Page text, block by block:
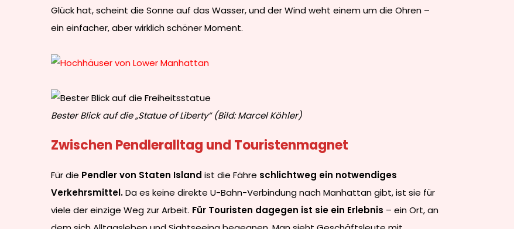
Glück hat, scheint die Sonne auf das Wasser, und der Wind weht einem um die Ohren –
ein einfacher, aber wirklich schöner Moment.
Bester Blick auf die „Statue of Liberty“ (Bild: Marcel Köhler)
Zwischen Pendleralltag und Touristenmagnet
Für die Pendler von Staten Island ist die Fähre schlichtweg ein notwendiges
Verkehrsmittel.Da es keine direkte U-Bahn-Verbindung nach Manhattan gibt, ist sie für
viele der einzige Weg zur Arbeit. Für Touristen dagegen ist sie ein Erlebnis – ein Ort, an